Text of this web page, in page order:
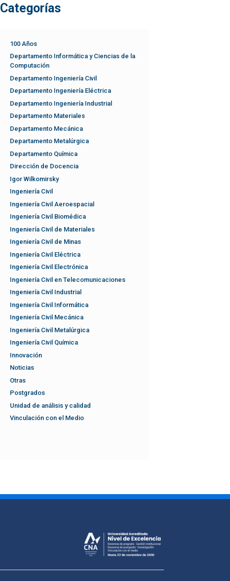
Categorías
100 Años
Departamento Informática y Ciencias de la
Computación
Departamento Ingeniería Civil
Departamento Ingeniería Eléctrica
Departamento Ingeniería Industrial
Departamento Materiales
Departamento Mecánica
Departamento Metalúrgica
Departamento Química
Dirección de Docencia
Igor Wilkomirsky
Ingeniería Civil
Ingeniería Civil Aeroespacial
Ingeniería Civil Biomédica
Ingeniería Civil de Materiales
Ingeniería Civil de Minas
Ingeniería Civil Eléctrica
Ingeniería Civil Electrónica
Ingeniería Civil en Telecomunicaciones
Ingeniería Civil Industrial
Ingeniería Civil Informática
Ingeniería Civil Mecánica
Ingeniería Civil Metalúrgica
Ingeniería Civil Química
Innovación
Noticias
Otras
Postgrados
Unidad de análisis y calidad
Vinculación con el Medio